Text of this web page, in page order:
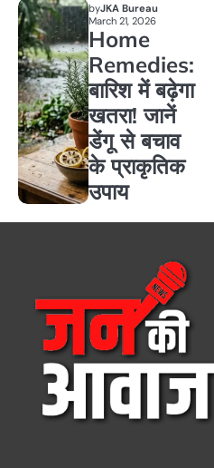
byJKA Bureau
March 21, 2026
Home
Remedies:
बारिश में बढ़ेगा
खतरा! जानें
डेंगू से बचाव
के प्राकृतिक
उपाय